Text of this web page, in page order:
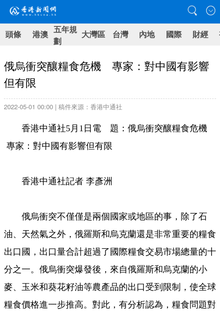
頭條 港澳 五年規
劃
大灣區 台灣 內地 國際 財經
俄烏衝突釀糧食危機 專家：對中國有影響
但有限
2022-05-01 00:00 | 稿件來源：香港中通社
香港中通社5月1日電 題：俄烏衝突釀糧食危機
專家：對中國有影響但有限
香港中通社記者 李彥洲
俄烏衝突不僅僅是兩個國家或地區的事，除了石
油、天然氣之外，俄羅斯和烏克蘭還是非常重要的糧食
出口國，出口量合計超過了國際糧食交易市場總量的十
分之一。俄烏衝突爆發後，來自俄羅斯和烏克蘭的小
麥、玉米和葵花籽油等農產品的出口受到限制，使全球
糧食價格進一步推高。對此，有分析認為，糧食問題對